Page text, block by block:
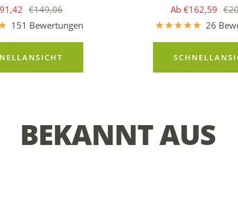
Regulärer
Preis
€149,06
151 Bewertungen
Angebotspreis
Ab €162,59
26
BEKANNT AUS